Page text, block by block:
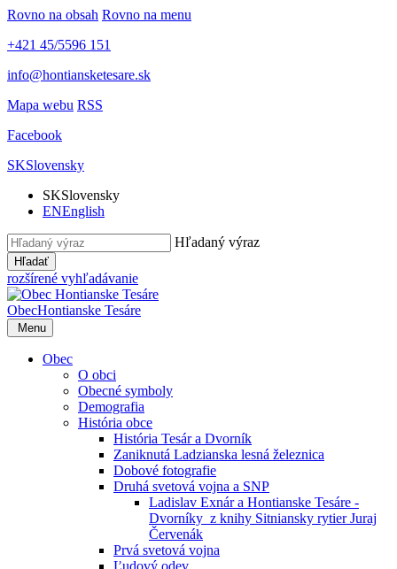
Rovno na obsah Rovno na menu
+421 45/5596 151
info@hontiansketesare.sk
Mapa webu RSS
Facebook
SKSlovensky
SKSlovensky
ENEnglish
Hľadaný výraz
Hľadať
rozšírené vyhľadávanie
ObecHontianske Tesáre
Menu
Obec
O obci
Obecné symboly
Demografia
História obce
História Tesár a Dvorník
Zaniknutá Ladzianska lesná železnica
Dobové fotografie
Druhá svetová vojna a SNP
Ladislav Exnár a Hontianske Tesáre -
Dvorníky z knihy Sitniansky rytier Juraj
Červenák
Prvá svetová vojna
Ľudový odev